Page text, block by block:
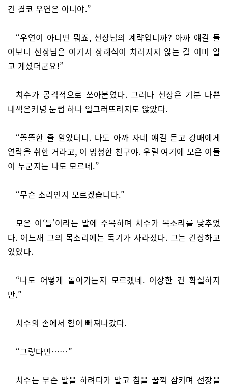
건 결코 우연은 아니야.”
“우연이 아니면 뭐죠, 선장님의 계략입니까? 아까 얘길 들
어보니 선장님은 여기서 장례식이 치러지지 않는 걸 이미 알
고 계셨더군요!”
치수가 공격적으로 쏘아붙였다. 그러나 선장은 기분 나쁜
내색은커녕 눈썹 하나 일그러뜨리지도 않았다.
“똘똘한 줄 알았더니. 나도 아까 자네 얘길 듣고 강배에게
연락을 취한 거라고, 이 멍청한 친구야. 우릴 여기에 모은 이들
이 누군지는 나도 모르네.”
“무슨 소리인지 모르겠습니다.”
모은 이‘들’이라는 말에 주목하며 치수가 목소리를 낮추었
다. 어느새 그의 목소리에는 독기가 사라졌다. 그는 긴장하고
있었다.
“나도 어떻게 돌아가는지 모르겠네. 이상한 건 확실하지
만.”
치수의 손에서 힘이 빠져나갔다.
“그렇다면……”
치수는 무슨 말을 하려다가 말고 침을 꿀꺽 삼키며 선장을